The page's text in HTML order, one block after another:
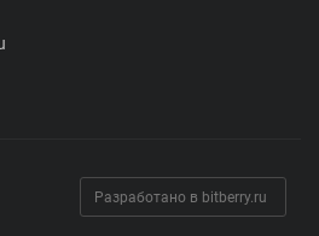
Разработано в bitberry.ru